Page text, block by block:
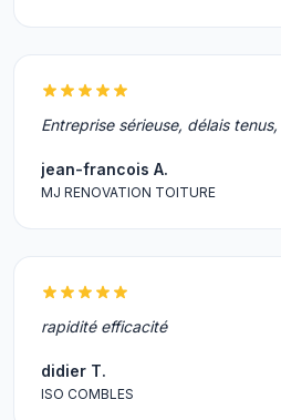
Entreprise sérieuse, délais
jean-francois A.
MJ RENOVATION TOITURE
rapidité efficacité
didier T.
ISO COMBLES